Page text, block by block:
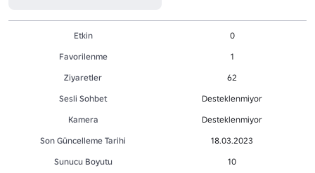
Etkin
0
Favorilenme
1
Ziyaretler
62
Sesli Sohbet
Desteklenmiyor
Kamera
Desteklenmiyor
Son Güncelleme Tarihi
18.03.2023
Sunucu Boyutu
10